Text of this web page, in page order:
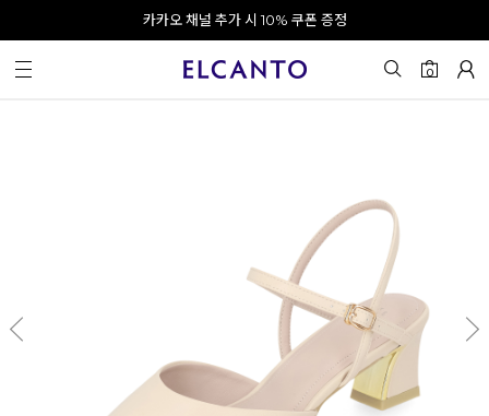
오전 10시 이전 결제 완료 시 오늘 출발!
회원가입 시 최대 20% 쿠폰 지급
카카오 채널 추가 시 10% 쿠폰 증정
0